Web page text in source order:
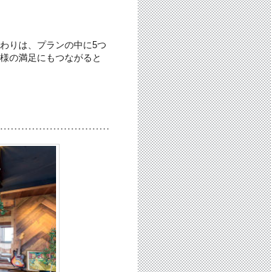
りは、プランの中に5つ
の満足にもつながると